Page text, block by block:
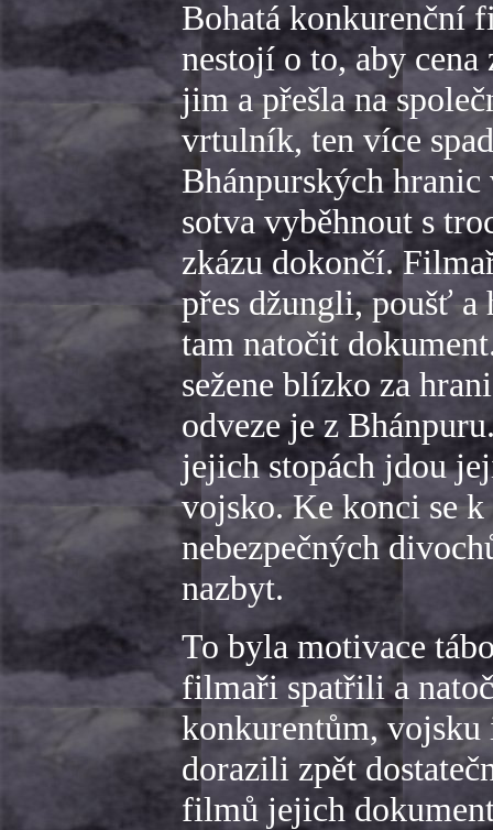
Bohatá konkurenční
nestojí o to, aby
jim a přešla na
vrtulník, ten více
Bhánpurských
sotva vyběhnout s
zkázu dokončí.
přes džungli, poušť a
tam natočit
sežene blízko za
odveze je z
jejich stopách jdou
vojsko. Ke konci se
nebezpečných
nazbyt.
To byla motivace
filmaři spatřili a
konkurentům, vojsku
dorazili zpět
filmů jejich